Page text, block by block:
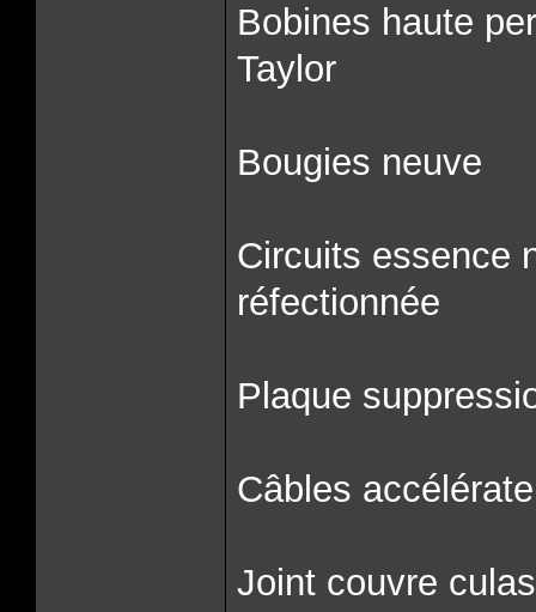
Bobines haute
Taylor
Bougies neuve
Circuits essence
réfectionnée
Plaque
Câbles
Joint couvre